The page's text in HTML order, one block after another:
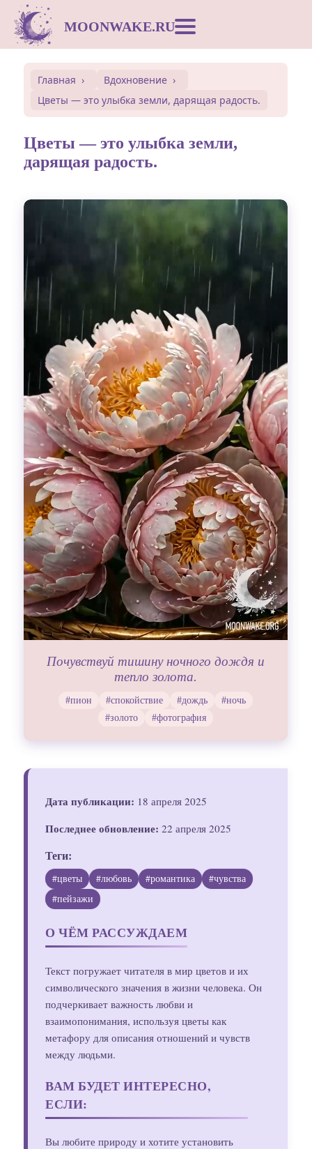
MOONWAKE.RU
Открытки
Вдохновение
Гадания
Красоты!
Fashion
Главная
Вдохновение
Цветы — это улыбка земли, дарящая радость.
Цветы — это улыбка земли,
дарящая радость.
Выдох
Почувствуй тишину ночного дождя и
тепло золота.
#пион #спокойствие #дождь
#ночь
#золото
#фотография
Дата публикации: 18 апреля 2025
Последнее обновление: 22 апреля 2025
Теги:
#цветы #любовь #романтика
#чувства
#пейзажи
О ЧЁМ РАССУЖДАЕМ
Текст погружает читателя в мир цветов и их
символического значения в жизни человека. Он
подчеркивает важность любви и
взаимопонимания, используя цветы как
метафору для описания отношений и чувств
между людьми.
ВАМ БУДЕТ ИНТЕРЕСНО,
ЕСЛИ:
Вы любите природу и хотите установить